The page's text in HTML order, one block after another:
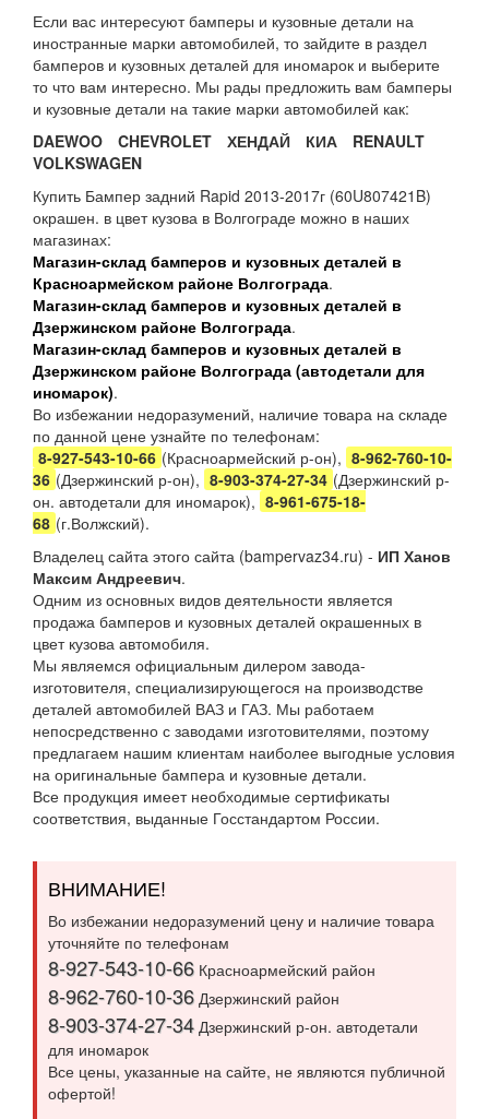
Если вас интересуют бамперы и кузовные детали на
иностранные марки автомобилей, то зайдите в раздел
бамперов и кузовных деталей для иномарок и выберите
то что вам интересно. Мы рады предложить вам бамперы
и кузовные детали на такие марки автомобилей как:
DAEWOO
CHEVROLET ХЕНДАЙ КИА
RENAULT
VOLKSWAGEN
Купить Бампер задний Rapid 2013-2017г (60U807421B)
окрашен. в цвет кузова в Волгограде можно в наших
магазинах:
Магазин-склад бамперов и кузовных деталей в
Красноармейском районе Волгограда.
Магазин-склад бамперов и кузовных деталей в
Дзержинском районе Волгограда.
Магазин-склад бамперов и кузовных деталей в
Дзержинском районе Волгограда (автодетали для
иномарок).
Во избежании недоразумений, наличие товара на складе
по данной цене узнайте по телефонам:
8-927-543-10-66 (Красноармейский р-он), 8-962-760-10-
36 (Дзержинский р-он), 8-903-374-27-34 (Дзержинский р-
он. автодетали для иномарок), 8-961-675-18-
68 (г.Волжский).
Владелец сайта этого сайта (bampervaz34.ru) - ИП Ханов
Максим Андреевич.
Одним из основных видов деятельности является
продажа бамперов и кузовных деталей окрашенных в
цвет кузова автомобиля.
Мы являемся официальным дилером завода-
изготовителя, специализирующегося на производстве
деталей автомобилей ВАЗ и ГАЗ. Мы работаем
непосредственно с заводами изготовителями, поэтому
предлагаем нашим клиентам наиболее выгодные условия
на оригинальные бампера и кузовные детали.
Все продукция имеет необходимые сертификаты
соответствия, выданные Госстандартом России.
ВНИМАНИЕ!
Во избежании недоразумений цену и наличие товара
уточняйте по телефонам
8-927-543-10-66 Красноармейский район
8-962-760-10-36 Дзержинский район
8-903-374-27-34 Дзержинский р-он. автодетали
для иномарок
Все цены, указанные на сайте, не являются публичной
офертой!